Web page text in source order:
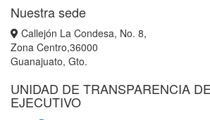
Nuestra sede
Callejón La Condesa, No. 8,
Zona Centro,36000
Guanajuato, Gto.
UNIDAD DE TRANSPARENCIA
EJECUTIVO